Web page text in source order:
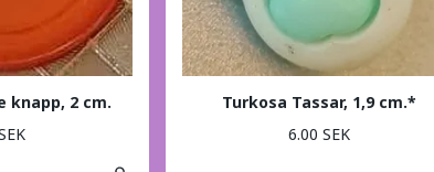
knapp, 2 cm.
Turkosa Tassar, 1,9 cm.*
6.00 SEK